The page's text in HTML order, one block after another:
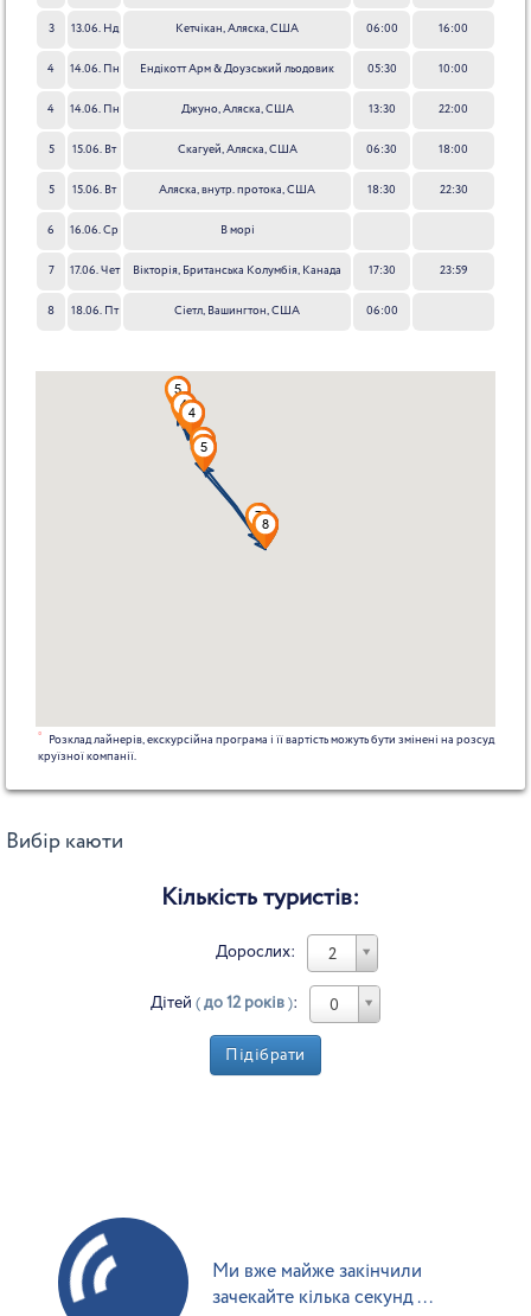
3 13.06. Нд Кетчікан, Аляска, США 06:00 16:00
4 14.06. Пн Ендікотт Арм & Доузський льодовик 05:30 10:00
4 14.06. Пн Джуно, Аляска, США 13:30 22:00
5 15.06. Вт Скагуей, Аляска, США 06:30 18:00
5 15.06. Вт Аляска, внутр. протока, США 18:30 22:30
6 16.06. Ср В морі
7 17.06. Чет Вікторія, Британська Колумбія, Канада 17:30 23:59
8 18.06. Пт Сіетл, Вашингтон, США 06:00
*
Розклад лайнерів, екскурсійна програма і її вартість можуть бути змінені на розсуд
круїзної компанії.
Вибір каюти
Кількість туристів:
Дорослих: 2
Дітей (до 12 років): 0
Підібрати
Ми вже майже закінчили
зачекайте кілька секунд ...